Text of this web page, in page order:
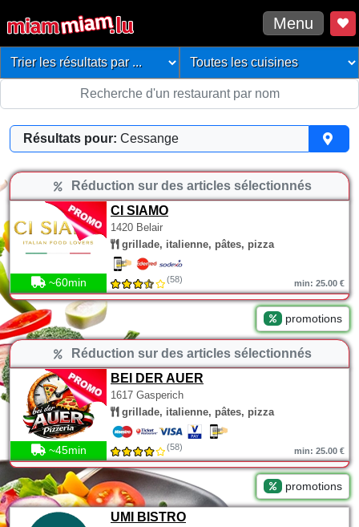
Menu
Résultats pour: Cessange
Réduction sur des articles sélectionnés
CI SIAMO
1420 Belair
grillade, italienne, pâtes, pizza
~60min (58) min: 25.00 €
promotions
Réduction sur des articles sélectionnés
BEI DER AUER
1617 Gasperich
grillade, italienne, pâtes, pizza
~45min (58) min: 25.00 €
promotions
UMI BISTRO